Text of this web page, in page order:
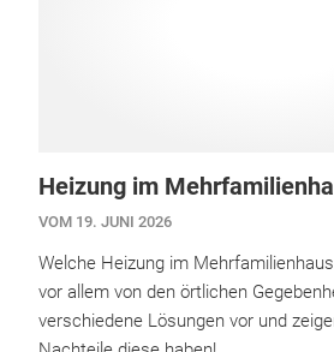
Heizung im
VOM 19. JUNI 2026
Welche Heizung im
vor allem von den örtlichen
verschiedene Lösungen vor und